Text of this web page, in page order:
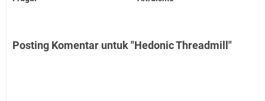
Posting Komentar untuk "Hedonic Threadmill"